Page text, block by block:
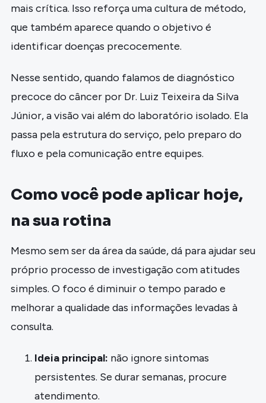
mais crítica. Isso reforça uma cultura de método,
que também aparece quando o objetivo é
identificar doenças precocemente.
Nesse sentido, quando falamos de diagnóstico
precoce do câncer por Dr. Luiz Teixeira da Silva
Júnior, a visão vai além do laboratório isolado. Ela
passa pela estrutura do serviço, pelo preparo do
fluxo e pela comunicação entre equipes.
Como você pode aplicar hoje,
na sua rotina
Mesmo sem ser da área da saúde, dá para ajudar seu
próprio processo de investigação com atitudes
simples. O foco é diminuir o tempo parado e
melhorar a qualidade das informações levadas à
consulta.
Ideia principal: não ignore sintomas
persistentes. Se durar semanas, procure
atendimento.